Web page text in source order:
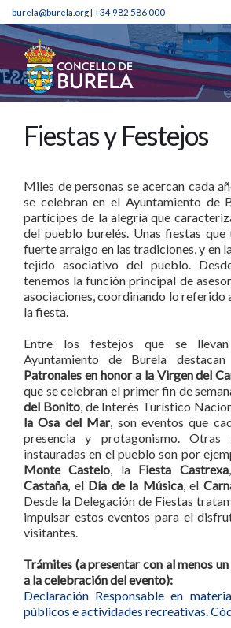
burela@burela.org| +34 982 586 000
Fiestas y Festejos
Miles de personas se acercan cada
se celebran en el Ayuntamiento de
partícipes de la alegría que
del pueblo burelés. Unas fiestas que
fuerte arraigo en las tradiciones, y en
tejido asociativo del pueblo.
tenemos la función principal de
asociaciones, coordinando lo referido
la fiesta.
Entre los festejos que se
Ayuntamiento de Burela destacan
Patronales en honor a la Virgen del
que se celebran el primer fin de
del Bonito, de Interés Turístico
la Osa del Mar, son eventos que
presencia y protagonismo. Otras
instauradas en el pueblo son por
Monte Castelo, la Fiesta Castrexa
Castaña, el Día de la Música, el
Desde la Delegación de Fiestas
impulsar estos eventos para el
visitantes.
Trámites (a presentar con almenos
a la celebración del evento):
Declaración Responsable en
públicos e actividades recreativas.